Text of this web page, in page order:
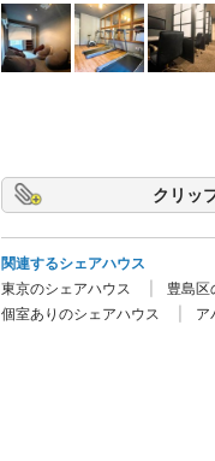
クリッ
関連するシェアハウス
東京のシェアハウス
豊島区
個室ありのシェアハウス
ア